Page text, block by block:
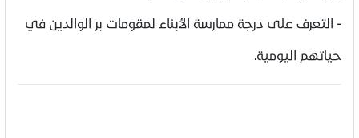
- التعرف على درجة ممارسة الأبناء لمقومات بر الوالدين في
حياتهم اليومية.